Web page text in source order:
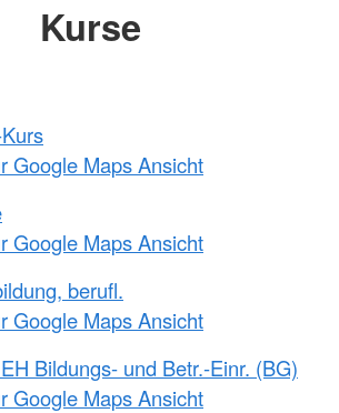
Kurse
Google Maps Ansicht
Google Maps Ansicht
berufl.
Google Maps Ansicht
Bildungs- und Betr.-Einr. (BG)
Google Maps Ansicht